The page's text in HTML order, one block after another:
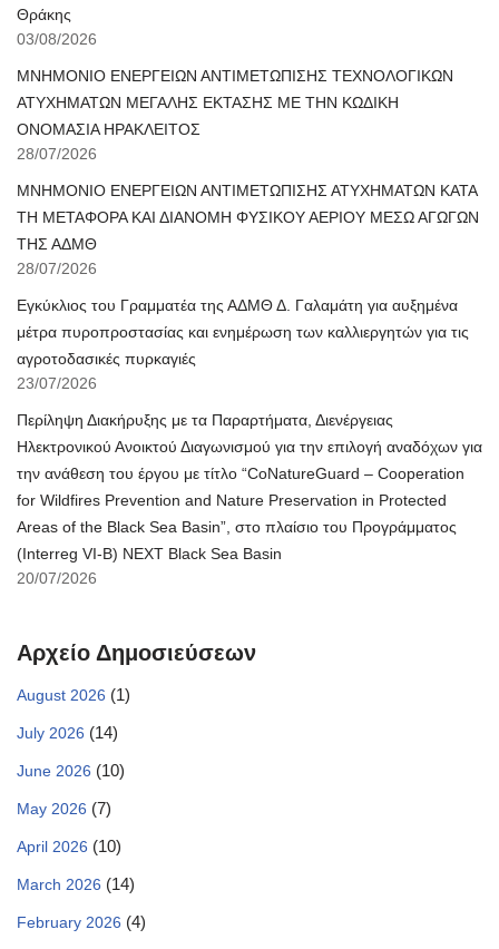
Θράκης
03/08/2026
ΜΝΗΜΟΝΙΟ ΕΝΕΡΓΕΙΩΝ ΑΝΤΙΜΕΤΩΠΙΣΗΣ ΤΕΧΝΟΛΟΓΙΚΩΝ
ΑΤΥΧΗΜΑΤΩΝ ΜΕΓΑΛΗΣ ΕΚΤΑΣΗΣ ΜΕ ΤΗΝ ΚΩΔΙΚΗ
ΟΝΟΜΑΣΙΑ ΗΡΑΚΛΕΙΤΟΣ
28/07/2026
ΜΝΗΜΟΝΙΟ ΕΝΕΡΓΕΙΩΝ ΑΝΤΙΜΕΤΩΠΙΣΗΣ ΑΤΥΧΗΜΑΤΩΝ ΚΑΤΑ
ΤΗ ΜΕΤΑΦΟΡΑ ΚΑΙ ΔΙΑΝΟΜΗ ΦΥΣΙΚΟΥ ΑΕΡΙΟΥ ΜΕΣΩ ΑΓΩΓΩΝ
ΤΗΣ ΑΔΜΘ
28/07/2026
Εγκύκλιος του Γραμματέα της ΑΔΜΘ Δ. Γαλαμάτη για αυξημένα
μέτρα πυροπροστασίας και ενημέρωση των καλλιεργητών για τις
αγροτοδασικές πυρκαγιές
23/07/2026
Περίληψη Διακήρυξης με τα Παραρτήματα, Διενέργειας
Ηλεκτρονικού Ανοικτού Διαγωνισμού για την επιλογή αναδόχων για
την ανάθεση του έργου με τίτλο “CoNatureGuard – Cooperation
for Wildfires Prevention and Nature Preservation in Protected
Areas of the Black Sea Basin”, στο πλαίσιο του Προγράμματος
(Interreg VI-B) NEXT Black Sea Basin
20/07/2026
Αρχείο Δημοσιεύσεων
August 2026 (1)
July 2026 (14)
June 2026 (10)
May 2026 (7)
April 2026 (10)
March 2026 (14)
February 2026 (4)